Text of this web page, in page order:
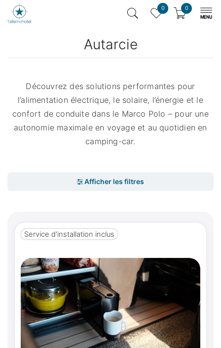
0 0
Autarcie
Découvrez des solutions performantes pour
l’alimentation électrique, le solaire, l’énergie et le
confort de conduite dans le Marco Polo – pour une
autonomie maximale en voyage et au quotidien en
camping-car.
Service d'installation inclus